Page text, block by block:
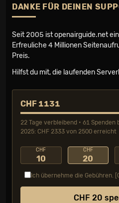
DANKE FÜR DEINEN
Seit 2005 ist openairguide.net ein
Erfreuliche 4 Millionen
Preis.
Hilfst du mit, die laufenden
CHF 1131
22 Tage verbleibend • 61 Spenden
2025: CHF 2333 von 2500 erreicht
CHF
10
CHF
20
Ich übernehme die Gebühren.
CHF 20